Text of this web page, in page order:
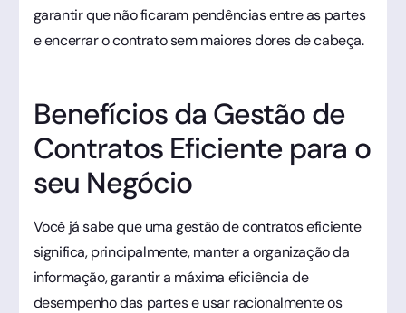
garantir que não ficaram pendências entre as partes
e encerrar o contrato sem maiores dores de cabeça.
Benefícios da Gestão de
Contratos Eficiente para o
seu Negócio
Você já sabe que uma gestão de contratos eficiente
significa, principalmente, manter a organização da
informação, garantir a máxima eficiência de
desempenho das partes e usar racionalmente os